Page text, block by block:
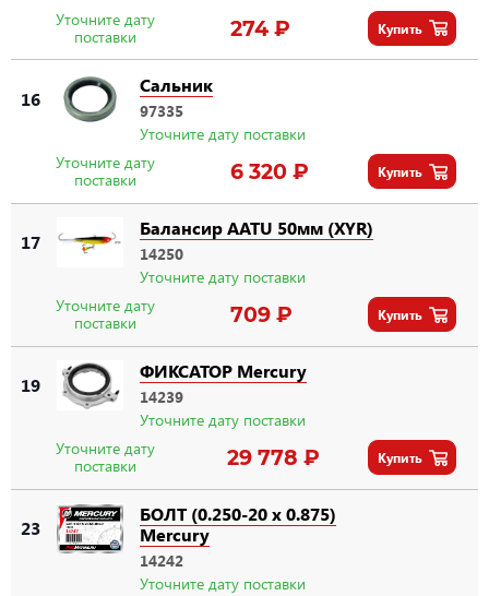
Уточните дату
поставки
274 ₽ Купить
16
Сальник
97335
Уточните дату поставки
Уточните дату
поставки
6 320 ₽ Купить
17
Балансир AATU 50мм (XYR)
14250
Уточните дату поставки
Уточните дату
поставки
709 ₽ Купить
19
ФИКСАТОР Mercury
14239
Уточните дату поставки
Уточните дату
поставки
29 778 ₽ Купить
23
БОЛТ (0.250-20 x 0.875)
Mercury
14242
Уточните дату поставки